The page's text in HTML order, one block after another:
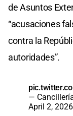
de Asuntos
“acusaciones
contra la
autoridades”.
—
April 2, 2026